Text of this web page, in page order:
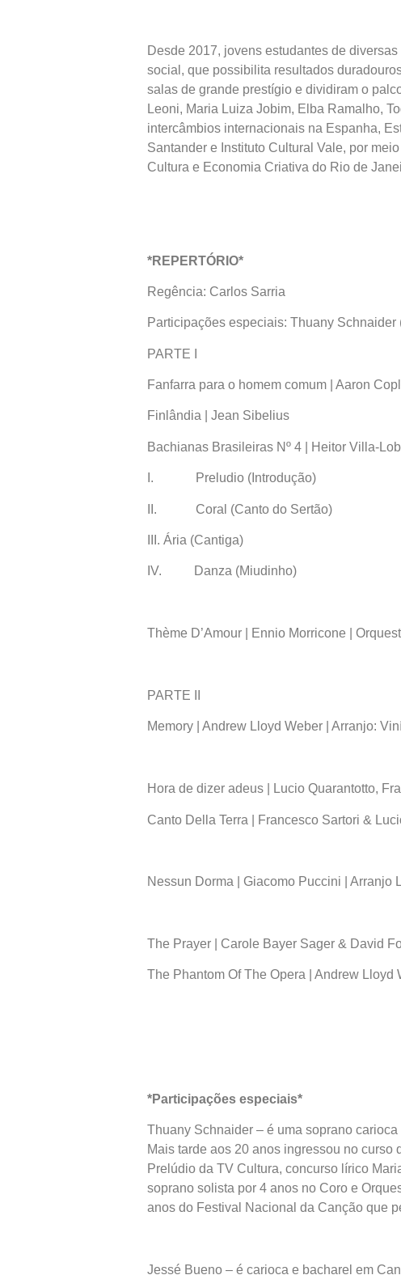
Desde 2017, jovens estudantes de
social, que possibilita resultados
salas de grande prestígio e dividiram o
Leoni, Maria Luiza Jobim, Elba Ramalho,
intercâmbios internacionais na Espanha,
Santander e Instituto Cultural Vale, por
Cultura e Economia Criativa do Rio de
*REPERTÓRIO*
Regência: Carlos Sarria
Participações especiais: Thuany
PARTE I
Fanfarra para o homem comum | Aaron
Finlândia | Jean Sibelius
Bachianas Brasileiras Nº 4 | Heitor Villa-
I. Preludio (Introdução)
II. Coral (Canto do Sertão)
III. Ária (Cantiga)
IV. Danza (Miudinho)
Thème D’Amour | Ennio Morricone |
PARTE II
Memory | Andrew Lloyd Weber | Arranjo:
Hora de dizer adeus | Lucio Quarantotto,
Canto Della Terra | Francesco Sartori &
Nessun Dorma | Giacomo Puccini | Arranjo
The Prayer | Carole Bayer Sager & David
The Phantom Of The Opera | Andrew
*Participações especiais*
Thuany Schnaider – é uma soprano
Mais tarde aos 20 anos ingressou no
Prelúdio da TV Cultura, concurso lírico
soprano solista por 4 anos no Coro e
anos do Festival Nacional da Canção que
Jessé Bueno – é carioca e bacharel em